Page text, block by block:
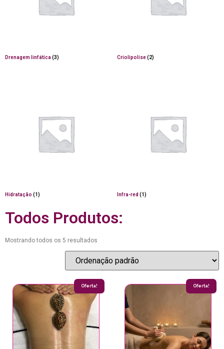
Drenagem linfática (3) Criolipolise(2)
Hidratação (1) Infra-red (1)
Todos Produtos:
Mostrando todos os 5 resultados
Oferta! Oferta!